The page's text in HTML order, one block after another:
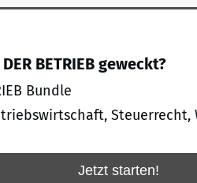
BETRIEB geweckt?
Bundle
Jetzt starten!